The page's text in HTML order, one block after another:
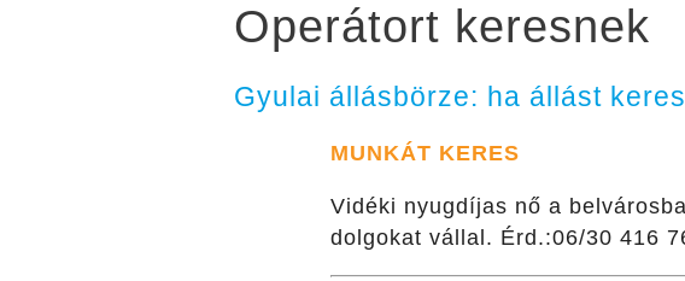
Operátort keresnek
Gyulai állásbörze: ha állást
MUNKÁT KERES
Vidéki nyugdíjas nő a
dolgokat vállal. Érd.:06/30 416